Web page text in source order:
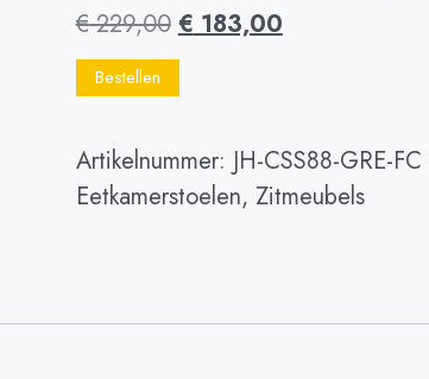
€229,00 €183,00
Bestellen
Artikelnummer: JH-CSS88-GRE-FC
Eetkamerstoelen, Zitmeubels